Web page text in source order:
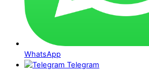
WhatsApp
Telegram